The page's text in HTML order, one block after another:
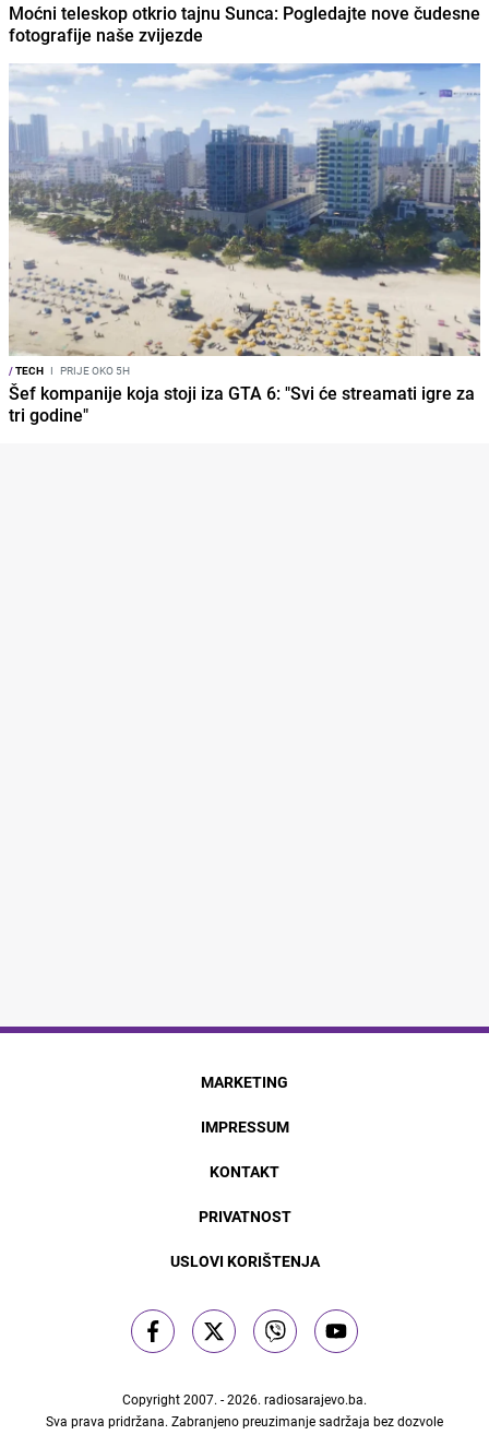
Moćni teleskop otkrio tajnu Sunca: Pogledajte nove čudesne
fotografije naše zvijezde
/TECH I PRIJE OKO 5H
Šef kompanije koja stoji iza GTA 6: "Svi će streamati igre za
tri godine"
MARKETING
IMPRESSUM
KONTAKT
PRIVATNOST
USLOVI KORIŠTENJA
Copyright 2007. - 2026. radiosarajevo.ba.
Sva prava pridržana. Zabranjeno preuzimanje sadržaja bez dozvole